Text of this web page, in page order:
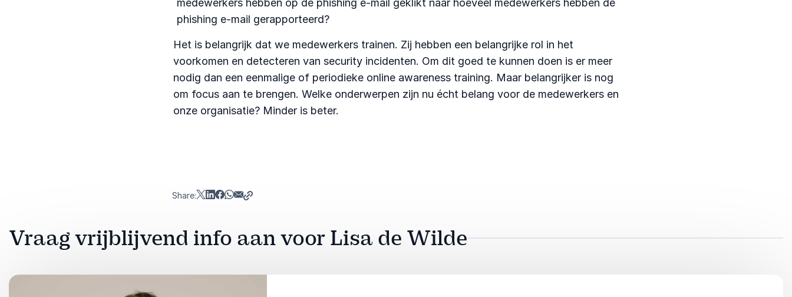
medewerkers hebben op de phishing e-mail geklikt naar hoeveel medewerkers hebben de
phishing e-mail gerapporteerd?
Het is belangrijk dat we medewerkers trainen. Zij hebben een belangrijke rol in het
voorkomen en detecteren van security incidenten. Om dit goed te kunnen doen is er meer
nodig dan een eenmalige of periodieke online awareness training. Maar belangrijker is nog
om focus aan te brengen. Welke onderwerpen zijn nu écht belang voor de medewerkers en
onze organisatie? Minder is beter.
Share:
Vraag vrijblijvend info aan voor Lisa de Wilde